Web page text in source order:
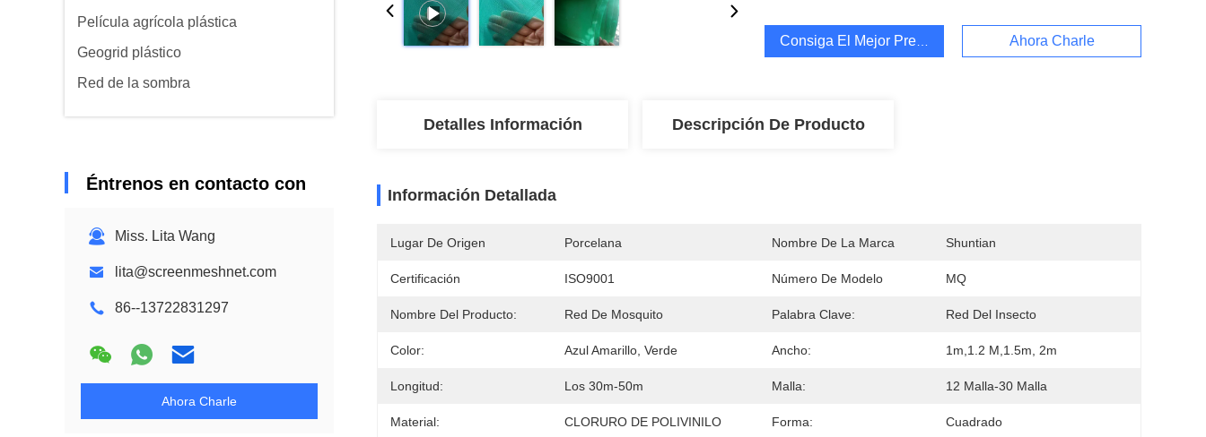
Película agrícola plástica
Geogrid plástico
Red de la sombra
Éntrenos en contacto con
Miss. Lita Wang
lita@screenmeshnet.com
86--13722831297
Ahora Charle
Consiga El Mejor Precio Ahora Charle
Detalles Información Descripción De Producto
Información Detallada
Lugar De Origen Porcelana Nombre De La Marca Shuntian
Certificación ISO9001 Número De Modelo MQ
Nombre Del Producto: Red De Mosquito Palabra Clave: Red Del Insecto
Color: Azul Amarillo, Verde Ancho: 1m,1.2 M,1.5m, 2m
Longitud: Los 30m-50m Malla: 12 Malla-30 Malla
Material: CLORURO DE POLIVINILO Forma: Cuadrado